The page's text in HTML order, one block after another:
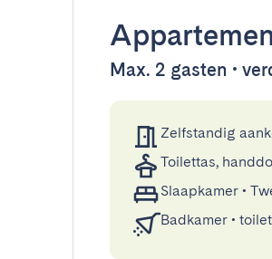
Max. 2 gasten •
Zelfstandig
Toilettas,
Slaapkamer •
Badkamer •